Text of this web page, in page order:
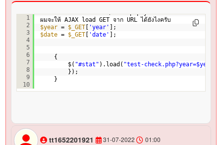
1
2
3
4
5
6
7
8
9
10
ถ้า URL เป็น localhost/test.php?year=2565&date=31
ผมจะให้ AJAX load GET จาก URL ได้ยังไงครับ
$year = $_GET 'year'
];
$date = $_GET 'date' ];
{
$( "#stat" ).load( "test-
});
}
tt1652201921 31-07-2022 01:00